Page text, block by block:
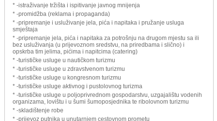
* -istraživanje tržišta i ispitivanje javnog mnijenja
* -promidžba (reklama i propaganda)
* -pripremanje i usluživanje jela, pića i napitaka i pružanje usluga
smještaja
* -pripremanje jela, pića i napitaka za potrošnju na drugom mjestu sa ili
bez usluživanja (u prijevoznom sredstvu, na priredbama i slično) i
opskrba tim jelima, pićima i napitcima (catering)
* -turističke usluge u nautičkom turizmu
* -turističke usluge u zdravstvenom turizmu
* -turističke usluge u kongresnom turizmu
* -turističke usluge aktivnog i pustolovnog turizma
* -turističke usluge u poljoprivrednom gospodarstvu, uzgajalištu vodenih
organizama, lovištu i u šumi šumoposjednika te ribolovnom turizmu
* -skladištenje robe
* -prijevoz putnika u unutarnjem cestovnom prometu